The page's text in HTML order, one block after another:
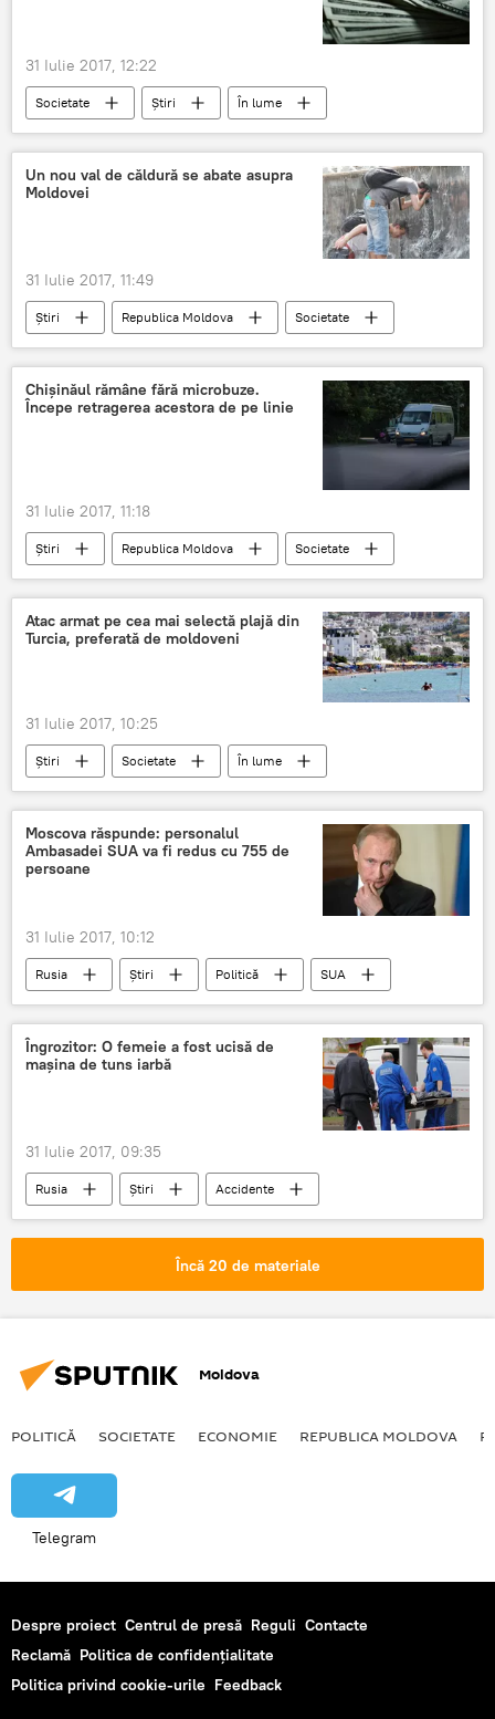
31 Iulie 2017, 12:22
Societate Știri
În lume
China
credit
milioane
metodă
Un nou val de căldură se abate asupra
Moldovei
31 Iulie 2017, 11:49
Știri Republica Moldova
Societate
Moldova
caniculă
cod galben
vreme toridă
arșiță
Chișinăul rămâne fără microbuze.
Începe retragerea acestora de pe linie
31 Iulie 2017, 11:18
Știri Republica Moldova
Societate
Chișinău
Primăria Chișinău
transport public de pasageri
Atac armat pe cea mai selectă plajă din
Turcia, preferată de moldoveni
31 Iulie 2017, 10:25
Știri Societate
În lume
Turcia
atac armat
stațiune pe litoralul Mării Egee
Moscova răspunde: personalul
Ambasadei SUA va fi redus cu 755 de
persoane
31 Iulie 2017, 10:12
Rusia Știri Politică
SUA
Rusia
Putin
Ambasada SUA
redus
Moscova
răspuns
expulzați
personal
Îngrozitor: O femeie a fost ucisă de
mașina de tuns iarbă
31 Iulie 2017, 09:35
Rusia Știri
Accidente
Rusia
Moscova
femeie
Încă 20 de materiale
Moldova
POLITICĂ SOCIETATE ECONOMIE REPUBLICA MOLDOVA
Telegram
Despre proiect Centrul de presă Reguli Contacte
Reclamă Politica de confidențialitate
Politica privind cookie-urile Feedback